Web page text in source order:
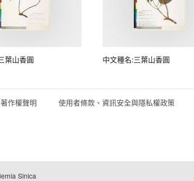
葉山香圓 中文種名:三葉山香圓
著作權聲明 使用者條款、資訊安全與隱私權政策
Sinica